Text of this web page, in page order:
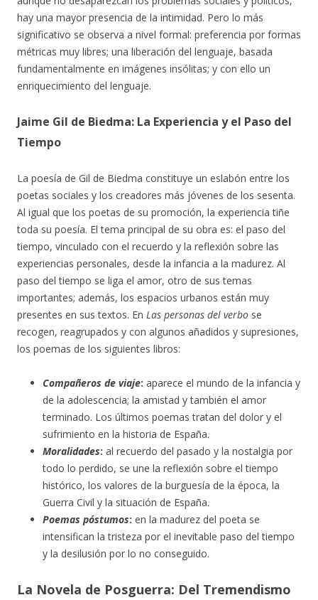
hay una mayor presencia de la intimidad. Pero lo más
significativo se observa a nivel formal: preferencia por formas
métricas muy libres; una liberación del lenguaje, basada
fundamentalmente en imágenes insólitas; y con ello un
enriquecimiento del lenguaje.
Jaime Gil de Biedma: La Experiencia y el Paso del
Tiempo
La poesía de Gil de Biedma constituye un eslabón entre los
poetas sociales y los creadores más jóvenes de los sesenta.
Al igual que los poetas de su promoción, la experiencia tiñe
toda su poesía. El tema principal de su obra es: el paso del
tiempo, vinculado con el recuerdo y la reflexión sobre las
experiencias personales, desde la infancia a la madurez. Al
paso del tiempo se liga el amor, otro de sus temas
importantes; además, los espacios urbanos están muy
presentes en sus textos. En Las personas del verbo se
recogen, reagrupados y con algunos añadidos y supresiones,
los poemas de los siguientes libros:
Compañeros de viaje: aparece el mundo de la infancia y
de la adolescencia; la amistad y también el amor
terminado. Los últimos poemas tratan del dolor y el
sufrimiento en la historia de España.
Moralidades: al recuerdo del pasado y la nostalgia por
todo lo perdido, se une la reflexión sobre el tiempo
histórico, los valores de la burguesía de la época, la
Guerra Civil y la situación de España.
Poemas póstumos: en la madurez del poeta se
intensifican la tristeza por el inevitable paso del tiempo
y la desilusión por lo no conseguido.
La Novela de Posguerra: Del Tremendismo